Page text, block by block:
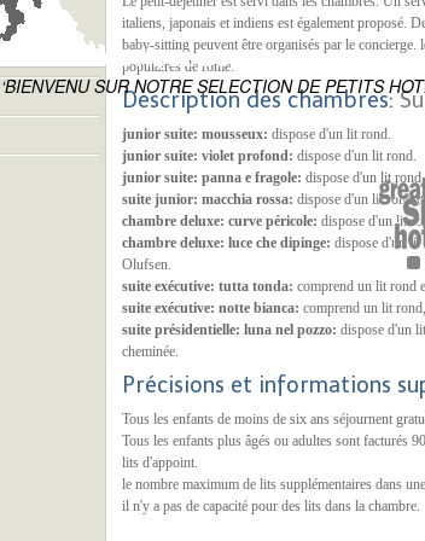
HOTELS BOUTIQUE DU MONDE
‘BIENVENU SUR NOTRE SELECTION DE PETITS
italiens, japonais et indiens est également proposé.
baby-sitting peuvent être organisés par le concierge.
populaires de rome.
Description des chambres:
junior suite: mousseux: dispose d'un lit rond.
junior suite: violet profond: dispose d'un lit rond.
junior suite: panna e fragole: dispose d'un lit rond.
suite junior: macchia rossa: dispose d'un lit rond
chambre deluxe: curve péricole: dispose d'un lit
chambre deluxe: luce che dipinge: dispose d'un lit
Olufsen.
suite exécutive: tutta tonda: comprend un lit rond
suite exécutive: notte bianca: comprend un lit
suite présidentielle: luna nel pozzo: dispose d'un
cheminée.
Précisions et informations
Tous les enfants de moins de six ans séjournent
Tous les enfants plus âgés ou adultes sont facturés
lits d'appoint.
le nombre maximum de lits supplémentaires dans
il n'y a pas de capacité pour des lits dans la chambre.